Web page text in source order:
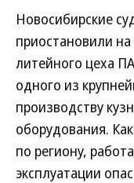
Новосибирские
приостановили
литейного цеха
одного из
производству
оборудования.
по региону,
эксплуатации